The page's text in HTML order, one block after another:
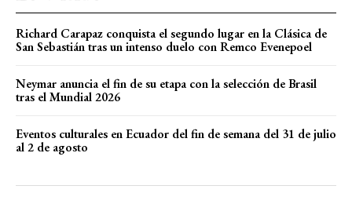
Richard Carapaz conquista el segundo lugar en la Clásica de
San Sebastián tras un intenso duelo con Remco Evenepoel
Neymar anuncia el fin de su etapa con la selección de Brasil
tras el Mundial 2026
Eventos culturales en Ecuador del fin de semana del 31 de julio
al 2 de agosto